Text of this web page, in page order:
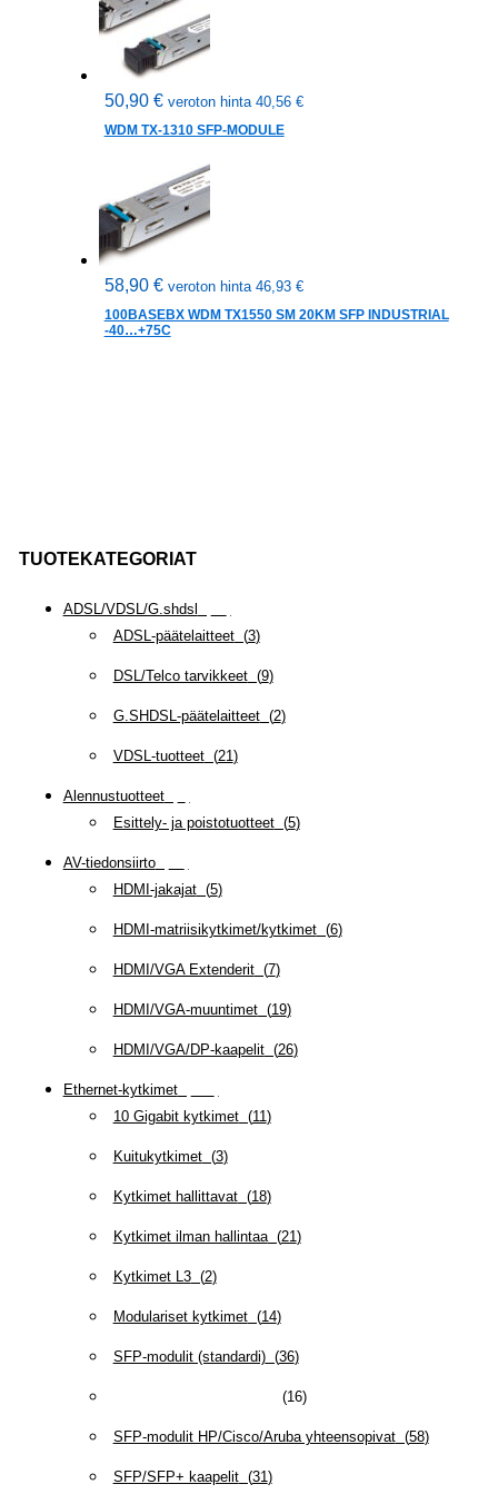
TUOTEKATEGORIAT
ADSL/VDSL/G.shdsl
ADSL-päätelaitteet(3)
DSL/Telco tarvikkeet(9)
G.SHDSL-päätelaitteet(2)
VDSL-tuotteet(21)
Alennustuotteet(
Esittely- ja poistotuotteet(5)
AV-tiedonsiirto(
HDMI-jakajat(5)
HDMI-matriisikytkimet/kytkimet(6)
HDMI/VGA Extenderit(7)
HDMI/VGA-muuntimet(19)
HDMI/VGA/DP-kaapelit(26)
Ethernet-kytkimet(
10 Gigabit kytkimet(11)
Kuitukytkimet(3)
Kytkimet hallittavat(18)
Kytkimet ilman hallintaa(21)
Kytkimet L3(2)
Modulariset kytkimet(14)
SFP-modulit (standardi)(36)
(16)
SFP-modulit HP/Cisco/Aruba yhteensopivat(58)
SFP/SFP+ kaapelit(31)
50,90 € veroton hinta 40,56 €
WDM TX-1310 SFP-MODULE
58,90 € veroton hinta 46,93 €
100BASEBX WDM TX1550 SM 20KM SFP INDUSTRIAL
-40…+75C